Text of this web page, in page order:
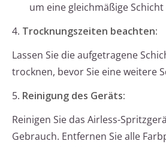
um eine gleichmäßige
4. Trocknungszeiten beachten:
Lassen Sie die aufgetragene
trocknen, bevor Sie eine weitere
5. Reinigung des Geräts:
Reinigen Sie das Airless-
Gebrauch. Entfernen Sie alle